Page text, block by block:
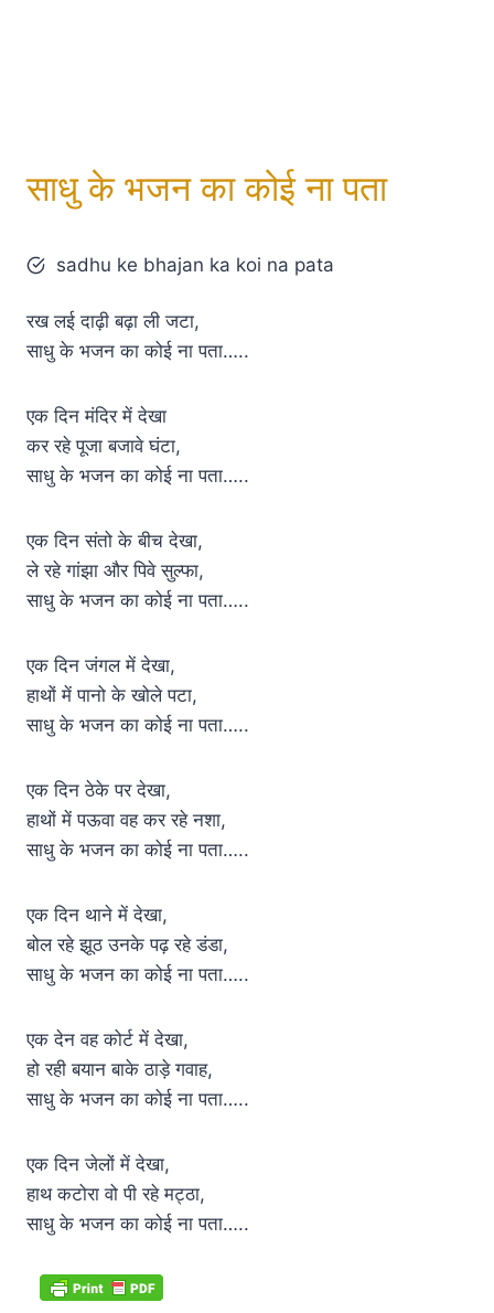
साधु के भजन का कोई ना पता
sadhu ke bhajan ka koi na pata
रख लई दाढ़ी बढ़ा ली जटा,
साधु के भजन का कोई ना पता…..
एक दिन मंदिर में देखा
कर रहे पूजा बजावे घंटा,
साधु के भजन का कोई ना पता…..
एक दिन संतो के बीच देखा,
ले रहे गांझा और पिवे सुल्फा,
साधु के भजन का कोई ना पता…..
एक दिन जंगल में देखा,
हाथों में पानो के खोले पटा,
साधु के भजन का कोई ना पता…..
एक दिन ठेके पर देखा,
हाथों में पऊवा वह कर रहे नशा,
साधु के भजन का कोई ना पता…..
एक दिन थाने में देखा,
बोल रहे झूठ उनके पढ़ रहे डंडा,
साधु के भजन का कोई ना पता…..
एक देन वह कोर्ट में देखा,
हो रही बयान बाके ठाड़े गवाह,
साधु के भजन का कोई ना पता…..
एक दिन जेलों में देखा,
हाथ कटोरा वो पी रहे मट्ठा,
साधु के भजन का कोई ना पता…..